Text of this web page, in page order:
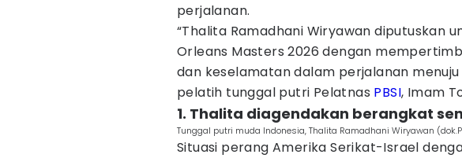
perjalanan.
“Thalita Ramadhani Wiryawan diputuskan
Orleans Masters 2026 dengan
dan keselamatan dalam perjalanan menuju
pelatih tunggal putri Pelatnas PBSI, Imam
1. Thalita diagendakan berangkat
Tunggal putri muda Indonesia, Thalita Ramadhani Wiryawan
Situasi perang Amerika Serikat-Israel